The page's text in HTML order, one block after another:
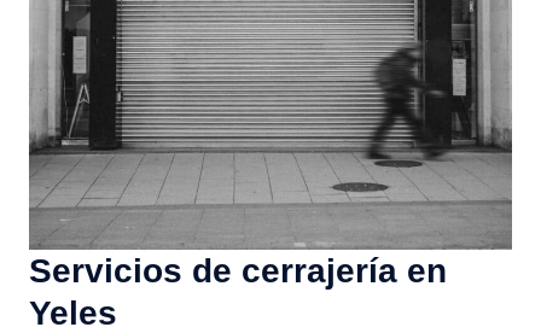
Servicios de cerrajería en
Yeles